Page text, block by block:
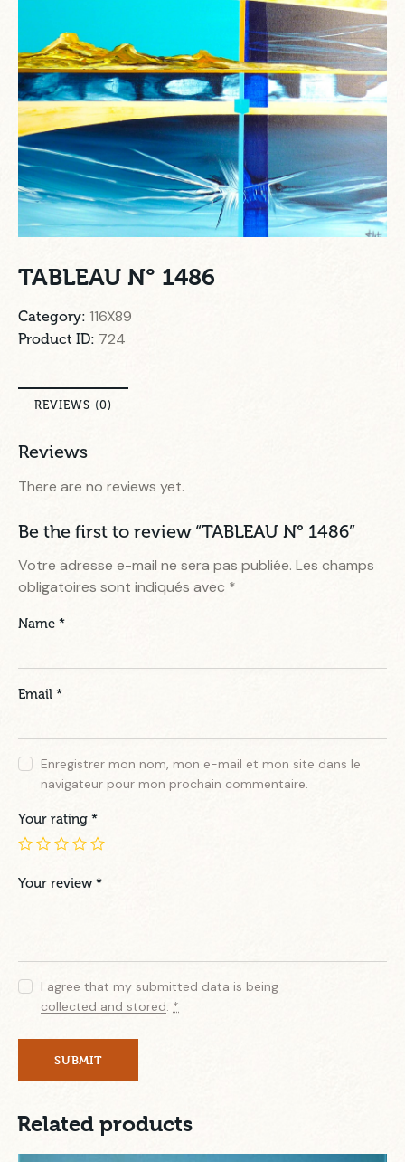
TABLEAU N° 1486
Category: 116X89
Product ID: 724
REVIEWS (0)
Reviews
There are no reviews yet.
Be the first to review “TABLEAU N° 1486”
Votre adresse e-mail ne sera pas publiée. Les champs
obligatoires sont indiqués avec *
Name *
Email *
Enregistrer mon nom, mon e-mail et mon site dans le
navigateur pour mon prochain commentaire.
Your rating *
Your review*
I agree that my submitted data is being
collected and stored. *
Related products